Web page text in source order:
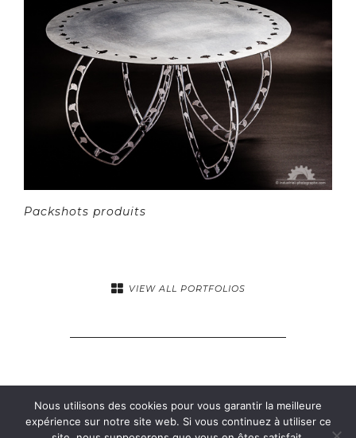
Packshots produits
VIEW ALL PORTFOLIOS
Nous utilisons des cookies pour vous garantir la meilleure
expérience sur notre site web. Si vous continuez à utiliser ce